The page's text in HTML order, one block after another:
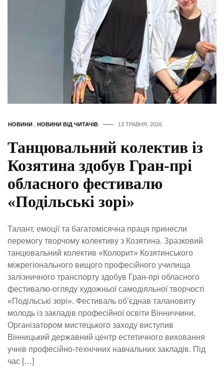
НОВИНИ НОВИНИ ВІД ЧИТАЧІВ 13 ТРАВНЯ, 2026
Танцювальний колектив із
Козятина здобув Гран-прі
обласного фестивалю
«Подільські зорі»
Талант, емоції та багатомісячна праця принесли
перемогу творчому колективу з Козятина. Зразковий
танцювальний колектив «Колорит» Козятинського
міжрегіонального вищого професійного училища
залізничного транспорту здобув Гран-прі обласного
фестивалю-огляду художньої самодіяльної творчості
«Подільські зорі». Фестиваль об’єднав талановиту
молодь із закладів професійної освіти Вінниччини.
Організатором мистецького заходу виступив
Вінницький державний центр естетичного виховання
учнів професійно-технічних навчальних закладів. Під
час […]